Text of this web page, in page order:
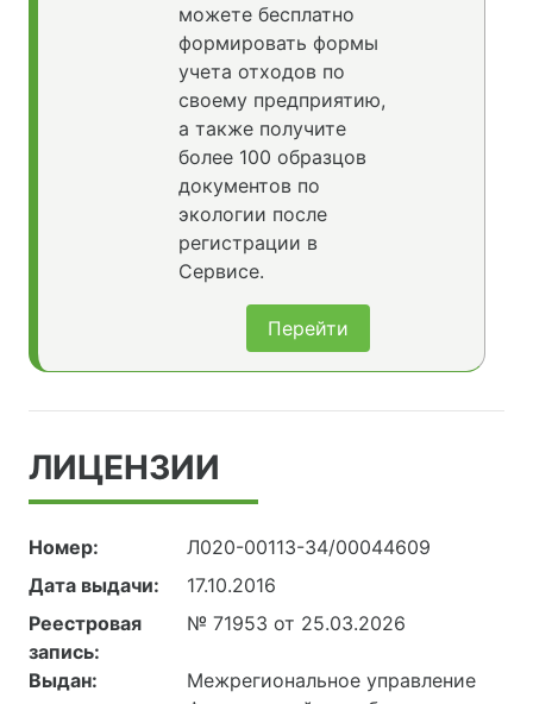
можете бесплатно
формировать формы
учета отходов по
своему предприятию,
а также получите
более 100 образцов
документов по
экологии после
регистрации в
Сервисе.
Перейти
ЛИЦЕНЗИИ
Номер:
Л020-00113-34/00044609
Дата выдачи:
17.10.2016
Реестровая
запись:
№ 71953 от 25.03.2026
Выдан:
Межрегиональное управление